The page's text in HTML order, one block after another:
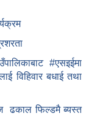
#एसइईमा
विहिवार बधाई तथा
ढकाल फिल्डमै ब्यस्त